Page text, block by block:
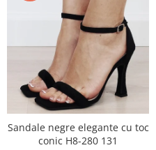
Sandale negre elegante cu toc
conic H8-280 131